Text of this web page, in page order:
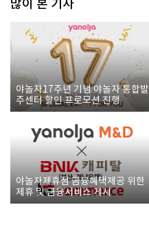
많이 본 기사
야놀자17주년 기념 야놀자 통합발
주센터 할인 프로모션 진행
야놀자제휴점 금융혜택제공 위한
제휴 및 금융서비스 게시